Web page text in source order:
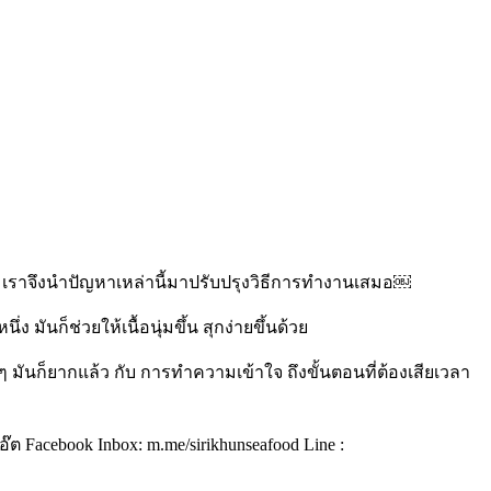
ราจึงนำปัญหาเหล่านี้มาปรับปรุงวิธีการทำงานเสมอ￼
นึ่ง มันก็ช่วยให้เนื้อนุ่มขึ้น สุกง่ายขึ้นด้วย
นก็ยากแล้ว กับ การทำความเข้าใจ ถึงขั้นตอนที่ต้องเสียเวลา
Inbox: m.me/sirikhunseafood Line :